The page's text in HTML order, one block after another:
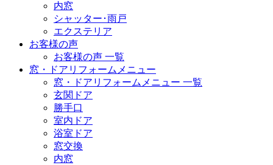
内窓
シャッター･雨戸
エクステリア
お客様の声
お客様の声 一覧
窓・ドアリフォームメニュー
窓・ドアリフォームメニュー 一覧
玄関ドア
勝手口
室内ドア
浴室ドア
窓交換
内窓